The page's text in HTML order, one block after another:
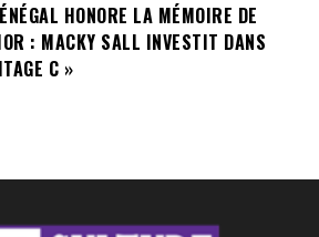
HONORE LA MÉMOIRE DE
: MACKY SALL INVESTIT DANS
C »